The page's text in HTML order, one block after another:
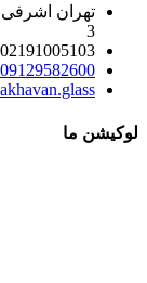
تهران
3
02191005103
09129582600
akhavan.glass
لوکیشن ما